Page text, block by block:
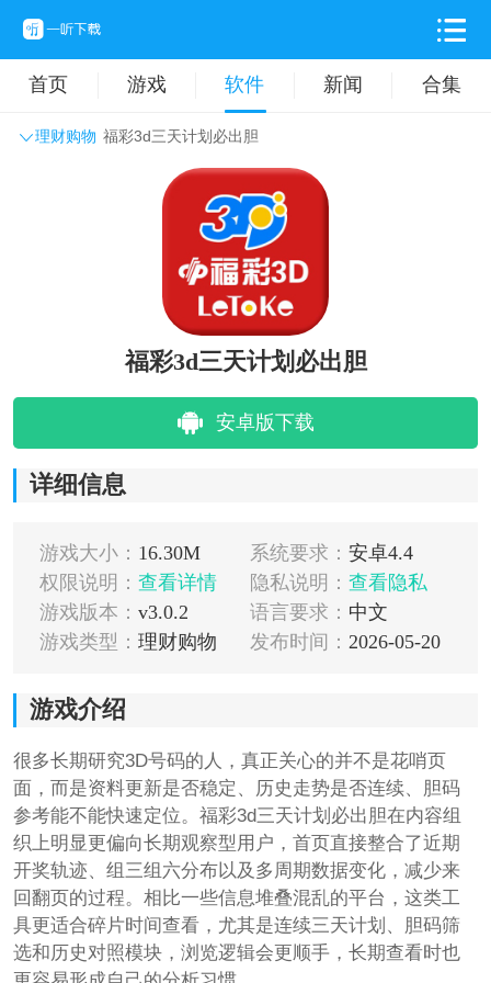
首页 游戏 软件 新闻 合集
理财购物 福彩3d三天计划必出胆
主题壁纸 旅游出行
拍摄美化 时尚购物
福彩3d三天计划必出胆
安卓版下载
详细信息
游戏大小： 16.30M 系统要求： 安卓4.4
权限说明： 查看详情 隐私说明： 查看隐私
游戏版本： v3.0.2 语言要求： 中文
游戏类型： 理财购物 发布时间： 2026-05-20
游戏介绍
很多长期研究3D号码的人，真正关心的并不是花哨页
面，而是资料更新是否稳定、历史走势是否连续、胆码
参考能不能快速定位。福彩3d三天计划必出胆在内容组
织上明显更偏向长期观察型用户，首页直接整合了近期
开奖轨迹、组三组六分布以及多周期数据变化，减少来
回翻页的过程。相比一些信息堆叠混乱的平台，这类工
具更适合碎片时间查看，尤其是连续三天计划、胆码筛
选和历史对照模块，浏览逻辑会更顺手，长期查看时也